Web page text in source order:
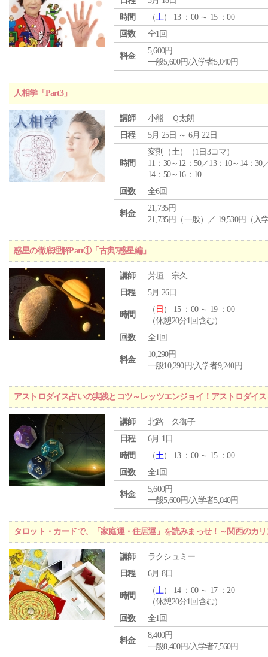
時間
（土） 13 ：00 ～ 15 ：00
回数
全1回
料金
5,600円
一般5,600円/入学者5,040円
人相学「Part3」
講師
小熊 Ｑ太朗
日程
5月 25日 ～ 6月 22日
時間
変則（土）（1日3コマ）
11：30～12：50／13：10～14：30
14：50～16：10
回数
全6回
料金
21,735円
21,735円（一般）／ 19,530円（入
惑星の徹底理解Part①「古典7惑星編」
講師
芳垣 宗久
日程
5月 26日
時間
（ 日 ） 15 ：00 ～ 19 ：00
（休憩20分1回含む）
回数
全1回
料金
10,290円
一般10,290円/入学者9,240円
アストロダイス占いの実践とコツ～レッツエンジョイ！アストロダイス
講師
北路 久御子
日程
6月 1日
時間
（土） 13 ：00 ～ 15 ：00
回数
全1回
料金
5,600円
一般5,600円/入学者5,040円
タロット・カードで、「家庭運・住居運」を読みまっせ！～関西のカ
講師
ラクシュミー
日程
6月 8日
時間
（土） 14 ：00 ～ 17 ：20
（休憩20分1回含む）
回数
全1回
料金
8,400円
一般8,400円/入学者7,560円